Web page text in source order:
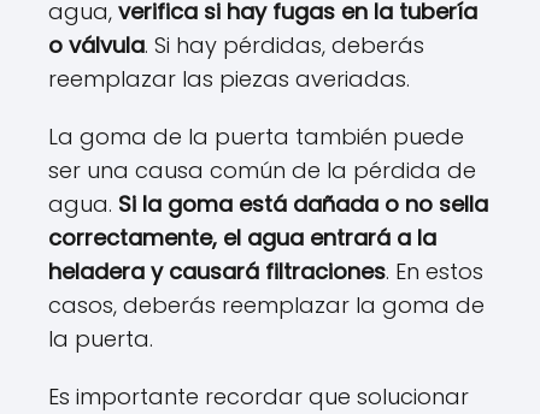
agua, verifica si hay fugas en la tubería
o válvula. Si hay pérdidas, deberás
reemplazar las piezas averiadas.
La goma de la puerta también puede
ser una causa común de la pérdida de
agua. Si la goma está dañada o no sella
correctamente, el agua entrará a la
heladera y causará filtraciones. En estos
casos, deberás reemplazar la goma de
la puerta.
Es importante recordar que solucionar